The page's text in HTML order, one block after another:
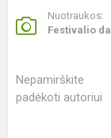
Nuotraukos:
Festivalio
Nepamirškite
padėkoti autoriui